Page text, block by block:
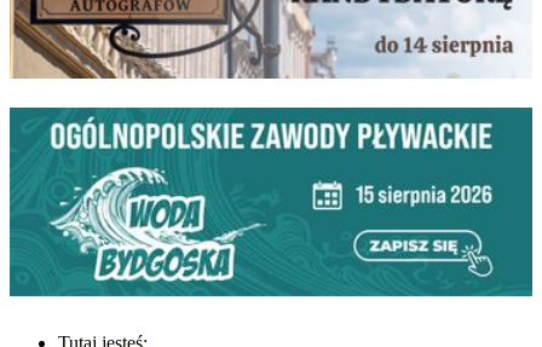
Tutaj jesteś: